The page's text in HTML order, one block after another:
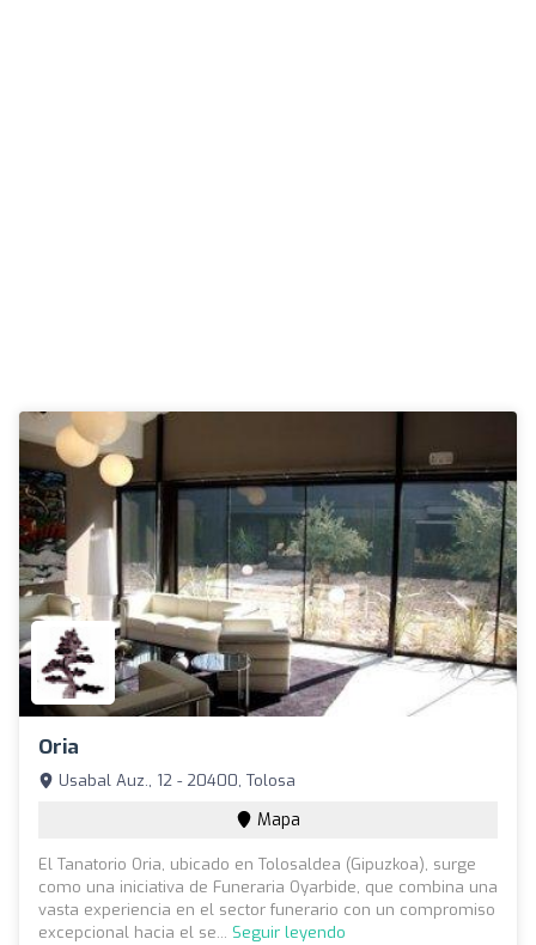
Oria
Usabal Auz., 12 - 20400, Tolosa
Mapa
El Tanatorio Oria, ubicado en Tolosaldea (Gipuzkoa), surge
como una iniciativa de Funeraria Oyarbide, que combina una
vasta experiencia en el sector funerario con un compromiso
excepcional hacia el se... Seguir leyendo